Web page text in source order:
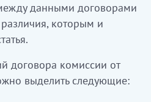
данными договорами
которым и
договора комиссии от
выделить следующие: